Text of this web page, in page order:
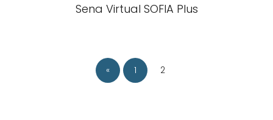
Sena Virtual SOFIA Plus
« 1 2